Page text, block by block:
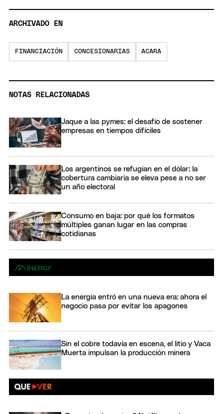
ARCHIVADO EN
FINANCIACIÓN CONCESIONARIAS ACARA
NOTAS RELACIONADAS
Jaque a las pymes: el desafío de sostener
empresas en tiempos difíciles
Los argentinos se refugian en el dólar: la
cobertura cambiaria se eleva pese a no ser
un año electoral
Consumo en baja: por qué los formatos
múltiples ganan lugar en las compras
cotidianas
La energía entró en una nueva era: ahora el
negocio pasa por evitar los apagones
Sin el cobre todavía en escena, el litio y Vaca
Muerta impulsan la producción minera